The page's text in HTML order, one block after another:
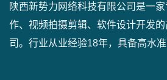
陕西新势力网络科技有限公司是一
作、视频拍摄剪辑、软件设计开发
司。行业从业经验18年，具备高水准